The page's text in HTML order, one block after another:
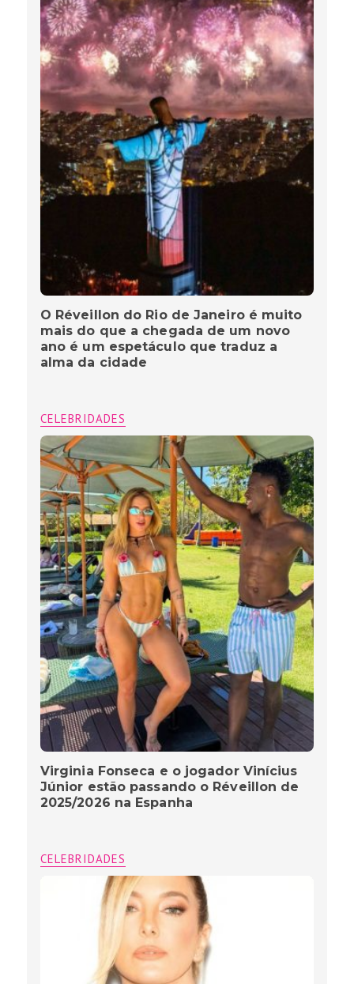
O Réveillon do Rio de Janeiro é muito
mais do que a chegada de um novo
ano é um espetáculo que traduz a
alma da cidade
CELEBRIDADES
Virginia Fonseca e o jogador Vinícius
Júnior estão passando o Réveillon de
2025/2026 na Espanha
CELEBRIDADES